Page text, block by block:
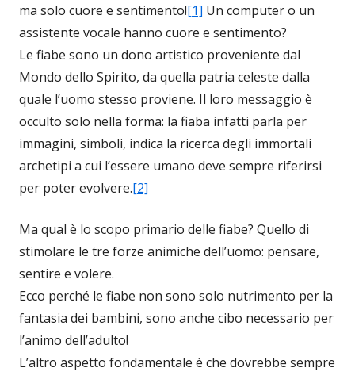
ma solo cuore e sentimento![1] Un computer o un
assistente vocale hanno cuore e sentimento?
Le fiabe sono un dono artistico proveniente dal
Mondo dello Spirito, da quella patria celeste dalla
quale l’uomo stesso proviene. Il loro messaggio è
occulto solo nella forma: la fiaba infatti parla per
immagini, simboli, indica la ricerca degli immortali
archetipi a cui l’essere umano deve sempre riferirsi
per poter evolvere.[2]
Ma qual è lo scopo primario delle fiabe? Quello di
stimolare le tre forze animiche dell’uomo: pensare,
sentire e volere.
Ecco perché le fiabe non sono solo nutrimento per la
fantasia dei bambini, sono anche cibo necessario per
l’animo dell’adulto!
L’altro aspetto fondamentale è che dovrebbe sempre